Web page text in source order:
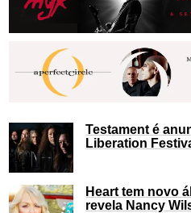
Testament é
Liberation
Heart tem novo
revela Nancy